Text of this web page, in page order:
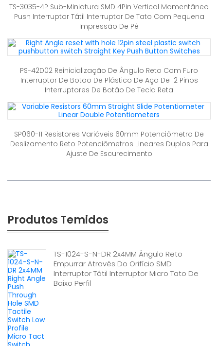
TS-3035-4P Sub-Miniatura SMD 4Pin Vertical Momentâneo
Push Interruptor Tátil Interruptor De Tato Com Pequena
Impressão De Pé
PS-42D02 Reinicialização De Ângulo Reto Com Furo
Interruptor De Botão De Plástico De Aço De 12 Pinos
Interruptores De Botão De Tecla Reta
SP060-11 Resistores Variáveis 60mm Potenciômetro De
Deslizamento Reto Potenciômetros Lineares Duplos Para
Ajuste De Escurecimento
Produtos Temidos
TS-1024-S-N-DR 2x4MM Ângulo Reto
Empurrar Através Do Orifício SMD
Interruptor Tátil Interruptor Micro Tato De
Baixo Perfil